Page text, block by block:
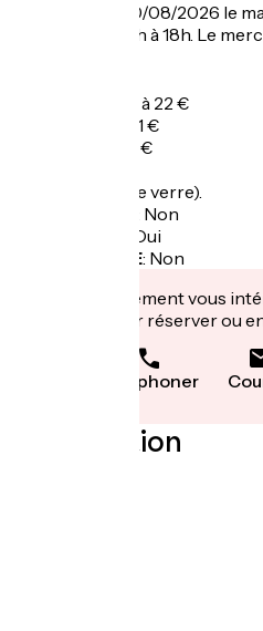
Du 04/07 au 30/08/2026 le
dimanche de 9h à 18h. Le
A la carte : de 6 à 22 €
Menu enfant : 11 €
Plat du jour : 18 €
Vins : 2,50 € (Le verre).
Non
Oui
Recharge VAE: Non
Cet établissement vous
leur site pour réserver ou
Téléphoner
Localisation